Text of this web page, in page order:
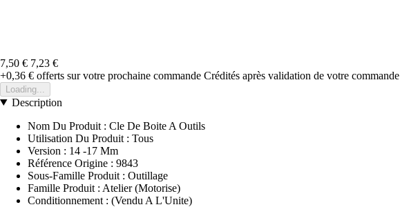
7,50 € 7,23 €
+0,36 € offerts sur votre prochaine commande Crédités après validation de votre commande
Loading...
Description
Nom Du Produit : Cle De Boite A Outils
Utilisation Du Produit : Tous
Version : 14 -17 Mm
Référence Origine : 9843
Sous-Famille Produit : Outillage
Famille Produit : Atelier (Motorise)
Conditionnement : (Vendu A L'Unite)